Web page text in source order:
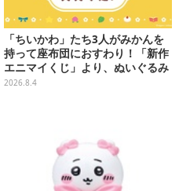
「ちいかわ」たち3人がみかんを
持って座布団におすわり！「新作
エニマイくじ」より、ぬいぐるみ
画像が初公開
2026.8.4